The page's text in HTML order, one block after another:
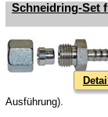
Schneidring-Set
Detail
Ausführung).